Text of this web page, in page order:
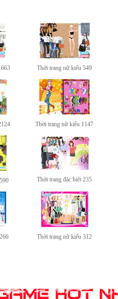
Thời trang nữ kiểu 549
Thời trang nữ kiểu 1147
Thời trang đặc biệt 235
Thời trang nữ kiểu 312